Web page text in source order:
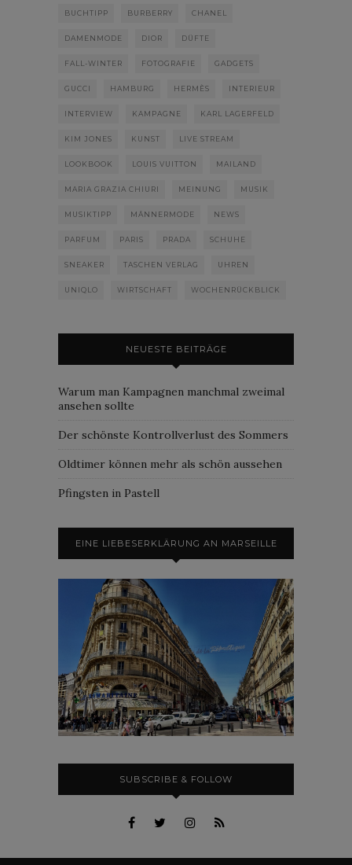
BUCHTIPP BURBERRY CHANEL
DAMENMODE DIOR DÜFTE
FALL-WINTER FOTOGRAFIE GADGETS
GUCCI HAMBURG HERMÈS INTERIEUR
INTERVIEW KAMPAGNE KARL LAGERFELD
KIM JONES KUNST LIVE STREAM
LOOKBOOK LOUIS VUITTON MAILAND
MARIA GRAZIA CHIURI MEINUNG MUSIK
MUSIKTIPP MÄNNERMODE NEWS
PARFUM PARIS PRADA SCHUHE
SNEAKER TASCHEN VERLAG UHREN
UNIQLO WIRTSCHAFT WOCHENRÜCKBLICK
NEUESTE BEITRÄGE
Warum man Kampagnen manchmal zweimal
ansehen sollte
Der schönste Kontrollverlust des Sommers
Oldtimer können mehr als schön aussehen
Pfingsten in Pastell
EINE LIEBESERKLÄRUNG AN MARSEILLE
SUBSCRIBE & FOLLOW